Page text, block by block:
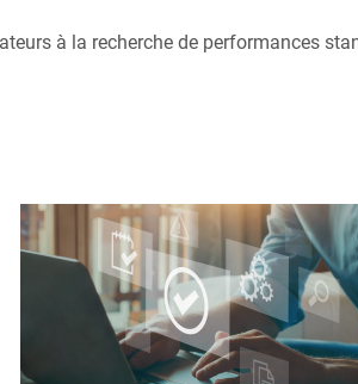
à la recherche de performances